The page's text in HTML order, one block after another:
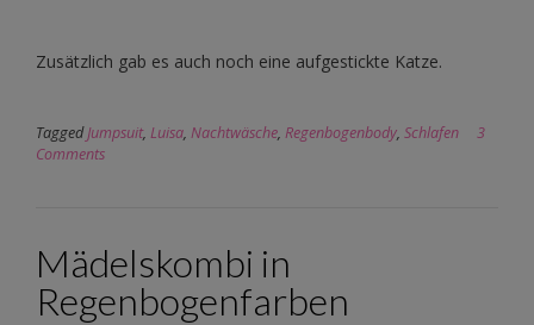
Zusätzlich gab es auch noch eine aufgestickte Katze.
TaggedJumpsuit, Luisa, Nachtwäsche, Regenbogenbody, Schlafen
3
Comments
Mädelskombi in
Regenbogenfarben